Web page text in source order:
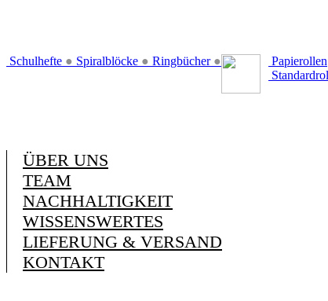
Schulhefte ● Spiralblöcke ● Ringbücher ●
Papierollen
ÜBER UNS
TEAM
NACHHALTIGKEIT
WISSENSWERTES
LIEFERUNG & VERSAND
KONTAKT